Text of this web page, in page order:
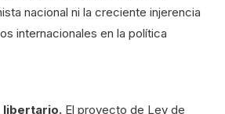
nacional ni la creciente injerencia
internacionales en la política
El proyecto de Ley de